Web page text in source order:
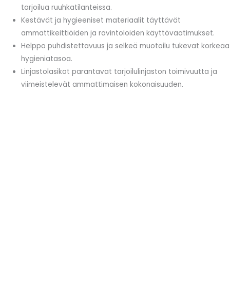
tarjoilua ruuhkatilanteissa.
Kestävät ja hygieeniset materiaalit täyttävät
ammattikeittiöiden ja ravintoloiden käyttövaatimukset.
Helppo puhdistettavuus ja selkeä muotoilu tukevat korkeaa
hygieniatasoa.
Linjastolasikot parantavat tarjoilulinjaston toimivuutta ja
viimeistelevät ammattimaisen kokonaisuuden.